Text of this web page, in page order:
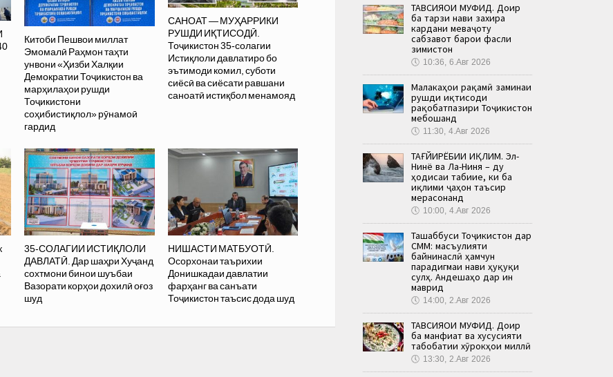
Китоби Пешвои миллат
Эмомалӣ Раҳмон таҳти
унвони «Ҳизби Халқии
Демократии Тоҷикистон ва
марҳилаҳои рушди
Тоҷикистони
соҳибистиқлол» рӯнамоӣ
гардид
САНОАТ — МУҲАРРИКИ
РУШДИ ИҚТИСОДӢ.
Тоҷикистон 35-солагии
Истиқлоли давлатиро бо
эътимоди комил, суботи
сиёсӣ ва сиёсати равшани
саноатӣ истиқбол менамояд
35-СОЛАГИИ ИСТИҚЛОЛИ
ДАВЛАТӢ. Дар шаҳри Хуҷанд
сохтмони бинои шуъбаи
Вазорати корҳои дохилӣ оғоз
шуд
НИШАСТИ МАТБУОТӢ.
Осорхонаи таърихии
Донишкадаи давлатии
фарҳанг ва санъати
Тоҷикистон таъсис дода шуд
ТАВСИЯҲОИ МУФИД. Доир
ба тарзи нави захира
кардани меваҷоту
сабзавот барои фасли
зимистон
🕔 10:36, 6.Авг 2026
Малакаҳои рақамӣ заминаи
рушди иқтисоди
рақобатпазири Тоҷикистон
мебошанд
🕔 11:30, 4.Авг 2026
ТАҒЙИРЁБИИ ИҚЛИМ. Эл-
Нинё ва Ла-Ниня – ду
ҳодисаи табиие, ки ба
иқлими ҷаҳон таъсир
мерасонанд
🕔 10:00, 4.Авг 2026
Ташаббуси Тоҷикистон дар
СММ: масъулияти
байнинаслӣ ҳамчун
парадигмаи нави ҳуқуқи
сулҳ. Андешаҳо дар ин
маврид
🕔 14:00, 2.Авг 2026
ТАВСИЯҲОИ МУФИД. Доир
ба манфиат ва хусусияти
табобатии хӯрокҳои миллӣ
🕔 13:30, 2.Авг 2026